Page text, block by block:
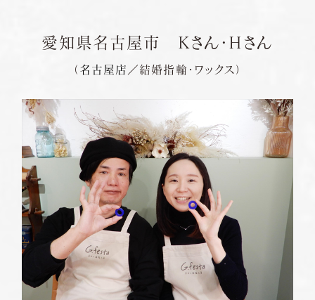
G.festaについて
ベビーリング 結婚記念日リング
ペアリングはこちら
デザイン事例
よくある質問
お店を探す
資料請求
ブログ・新着情報
愛知県名古屋市 Ｋさん・Ｈさん
（名古屋店／結婚指輪・ワックス）
名古屋店 TEL.052-261-6676
営業時間 10:00〜18:30
岡崎店 TEL.0564-74-8033
営業時間 10:00〜18:30
定休日
火曜日・水曜日
※祝日の場合は営業
三重店 TEL.059-392-6577
営業時間 10:00〜18:30
定休日
火曜日・水曜日
※祝日の場合は営業
浜松店 TEL.053-455-2177